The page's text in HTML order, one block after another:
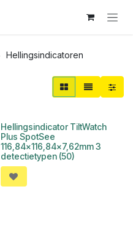
Hellingsindicatoren
Hellingsindicator TiltWatch
Plus SpotSee
116,84x116,84x7,62mm 3
detectietypen (50)